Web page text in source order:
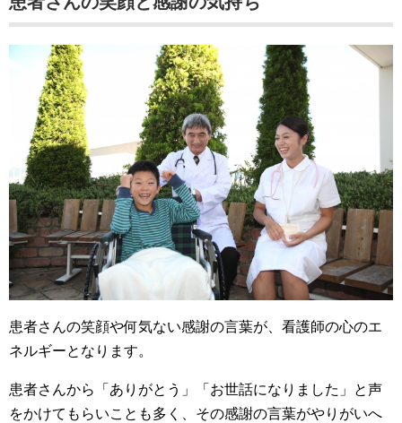
患者さんの笑顔や何気ない感謝の言葉が、看護師の心のエ
ネルギーとなります。
患者さんから「ありがとう」「お世話になりました」と声
をかけてもらいことも多く、その感謝の言葉がやりがいへ